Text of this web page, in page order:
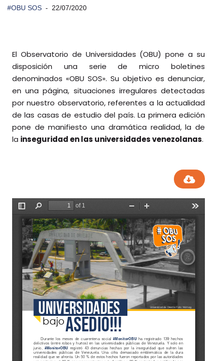
#OBU SOS 22/07/2020
El Observatorio de Universidades (OBU) pone a su
disposición una serie de micro boletines
denominados «OBU SOS». Su objetivo es denunciar,
en una página, situaciones irregulares detectadas
por nuestro observatorio, referentes a la actualidad
de las casas de estudio del país. La primera edición
pone de manifiesto una dramática realidad, la de
la inseguridad en las universidades venezolanas.